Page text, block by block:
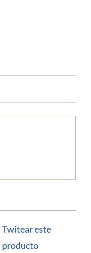
Twitear este
producto